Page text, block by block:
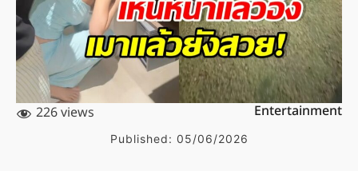
226 views Entertainment
Published: 05/06/2026